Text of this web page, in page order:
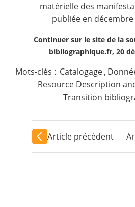
matérielle des
publiée en décembre
Continuer sur le site de la
bibliographique.fr, 20
Mots-clés : Catalogage,
Resource Description
Transition
Article précédent